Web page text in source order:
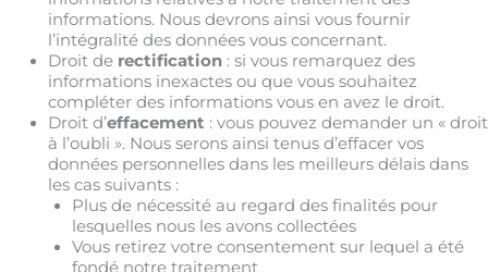
informations. Nous devrons ainsi vous fournir
l’intégralité des données vous concernant.
Droit de rectification: si vous remarquez des
informations inexactes ou que vous souhaitez
compléter des informations vous en avez le droit.
Droit d’effacement : vous pouvez demander un « droit
à l’oubli ». Nous serons ainsi tenus d’effacer vos
données personnelles dans les meilleurs délais dans
les cas suivants :
Plus de nécessité au regard des finalités pour
lesquelles nous les avons collectées
Vous retirez votre consentement sur lequel a été
fondé notre traitement